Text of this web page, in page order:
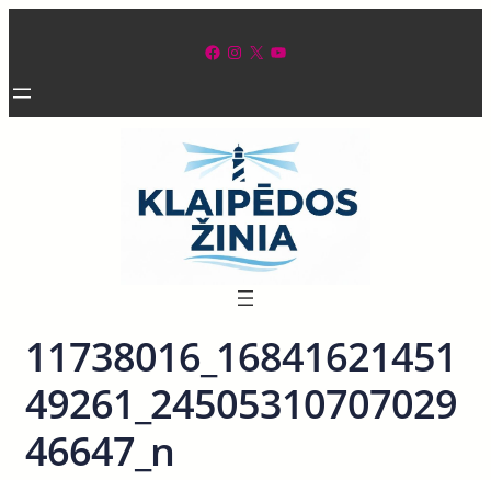
Facebook Instagram X YouTube
11738016_16841621451
49261_24505310707029
46647_n